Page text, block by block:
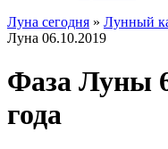
Луна сегодня » Лунный
Луна 06.10.2019
Фаза Луны
года